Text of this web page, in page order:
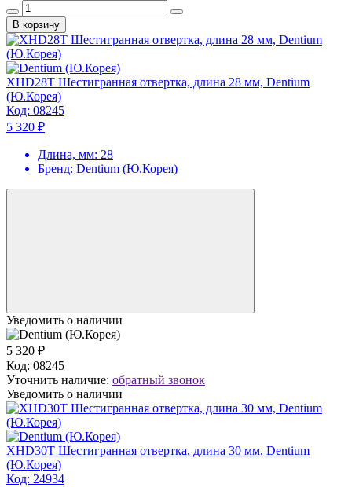
В корзину
XHD28T Шестигранная отвертка, длина 28 мм, Dentium
(Ю.Корея)
Код: 08245
5 320 ₽
Длина, мм: 28
Бренд: Dentium (Ю.Корея)
Уведомить о наличии
5 320 ₽
Код: 08245
Уточнить наличие: обратный звонок
Уведомить о наличии
XHD30T Шестигранная отвертка, длина 30 мм, Dentium
(Ю.Корея)
Код: 24934